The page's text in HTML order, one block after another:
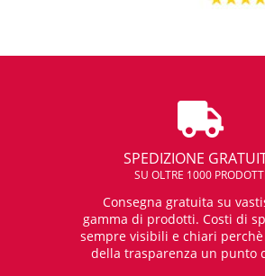
SPEDIZIONE
SU OLTRE 1000
Consegna gratuita su
gamma di prodotti. Costi di
sempre visibili e chiari
della trasparenza un punto